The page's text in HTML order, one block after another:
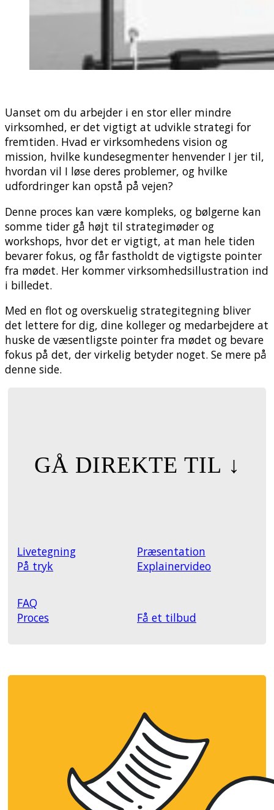
Uanset om du arbejder i en stor eller mindre
virksomhed, er det vigtigt at udvikle strategi for
fremtiden. Hvad er virksomhedens vision og
mission, hvilke kundesegmenter henvender I jer til,
hvordan vil I løse deres problemer, og hvilke
udfordringer kan opstå på vejen?
Denne proces kan være kompleks, og bølgerne kan
somme tider gå højt til strategimøder og
workshops, hvor det er vigtigt, at man hele tiden
bevarer fokus, og får fastholdt de vigtigste pointer
fra mødet. Her kommer virksomhedsillustration ind
i billedet.
Med en flot og overskuelig strategitegning bliver
det lettere for dig, dine kolleger og medarbejdere at
huske de væsentligste pointer fra mødet og bevare
fokus på det, der virkelig betyder noget. Se mere på
denne side.
GÅ DIREKTE TIL ↓
Livetegning
På tryk
Præsentation
Explainervideo
FAQ
Proces
Få et tilbud